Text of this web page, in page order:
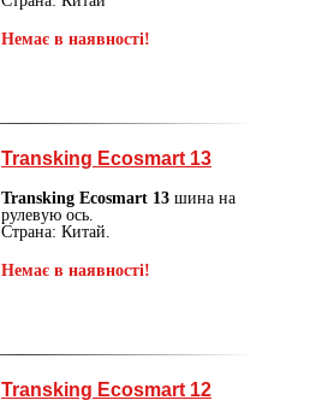
Немає в наявності!
Transking Ecosmart 13
Transking Ecosmart 13 шина на
рулевую ось.
Страна: Китай.
Немає в наявності!
Transking Ecosmart 12